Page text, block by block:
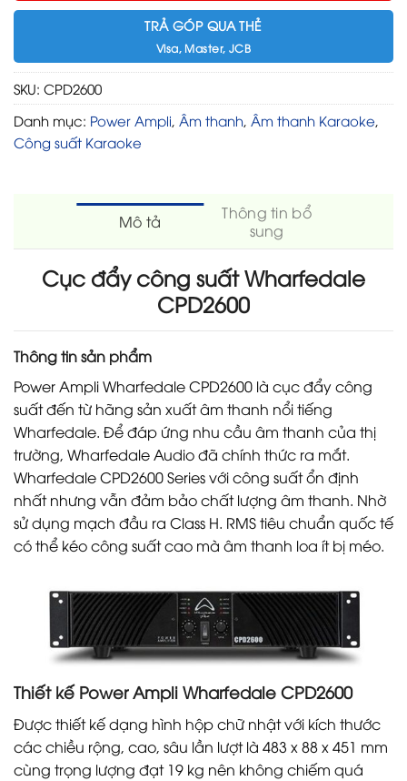
TRẢ GÓP QUA THẺ
Visa, Master, JCB
SKU: CPD2600
Danh mục: Power Ampli Âm thanh Âm thanh Karaoke
Công suất Karaoke
Mô tả
Thông tin bổ
sung
Cục đẩy công suất Wharfedale
CPD2600
Thông tin sản phẩm
Power Ampli Wharfedale CPD2600 là cục đẩy công
suất đến từ hãng sản xuất âm thanh nổi tiếng
Wharfedale. Để đáp ứng nhu cầu âm thanh của thị
trường, Wharfedale Audio đã chính thức ra mắt.
Wharfedale CPD2600 Series với công suất ổn định
nhất nhưng vẫn đảm bảo chất lượng âm thanh. Nhờ
sử dụng mạch đầu ra Class H. RMS tiêu chuẩn quốc tế
có thể kéo công suất cao mà âm thanh loa ít bị méo.
Thiết kế Power Ampli Wharfedale CPD2600
Được thiết kế dạng hình hộp chữ nhật với kích thước
các chiều rộng, cao, sâu lần lượt là 483 x 88 x 451 mm
cùng trọng lượng đạt 19 kg nên không chiếm quá